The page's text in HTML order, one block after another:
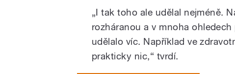
„I tak toho ale udělal nejméně.
rozháranou a v mnoha
udělalo víc. Například ve
prakticky nic,“ tvrdí.